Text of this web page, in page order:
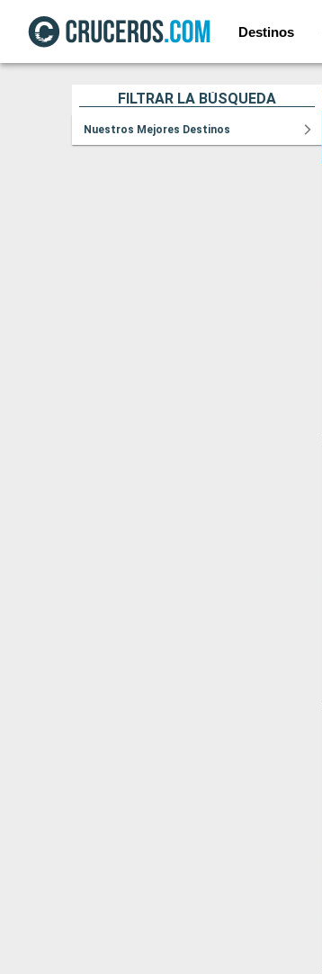
Destinos
FILTRAR LA BÚSQUEDA
Nuestros Mejores Destinos